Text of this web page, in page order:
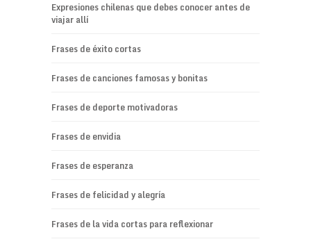
Expresiones chilenas que debes conocer antes de
viajar allí
Frases de éxito cortas
Frases de canciones famosas y bonitas
Frases de deporte motivadoras
Frases de envidia
Frases de esperanza
Frases de felicidad y alegría
Frases de la vida cortas para reflexionar